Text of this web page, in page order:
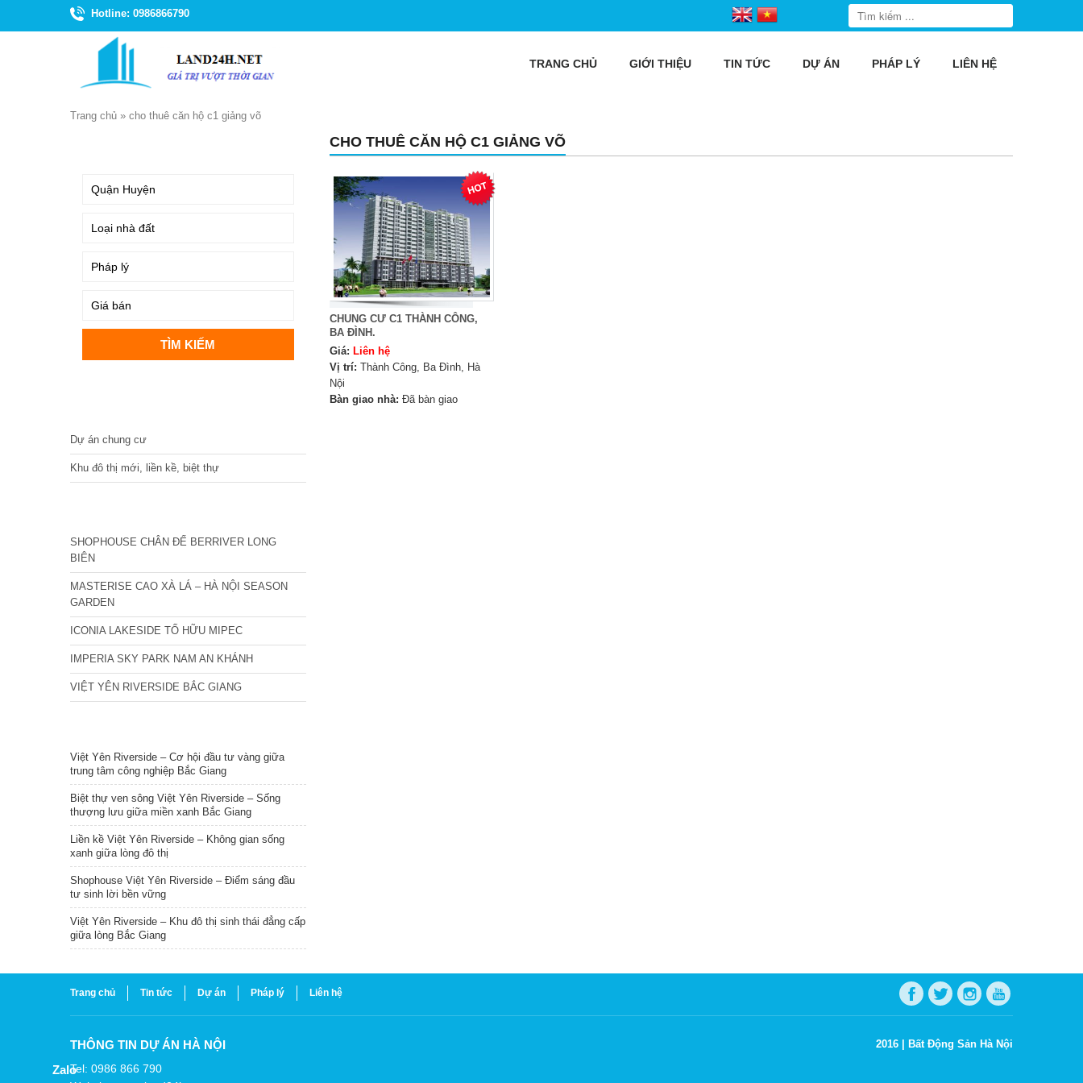
Hotline: 0986866790
TRANG CHỦ GIỚI THIỆU TIN TỨC DỰ ÁN PHÁP LÝ LIÊN HỆ
Trang chủ » cho thuê căn hộ c1 giảng võ
CHO THUÊ CĂN HỘ C1 GIẢNG VÕ
CHUNG CƯ C1 THÀNH CÔNG,
BA ĐÌNH.
Giá: Liên hệ
Vị trí: Thành Công, Ba Đình, Hà
Nội
Bàn giao nhà: Đã bàn giao
Dự án chung cư
Khu đô thị mới, liền kề, biệt thự
SHOPHOUSE CHÂN ĐẾ BERRIVER LONG
BIÊN
MASTERISE CAO XÀ LÁ – HÀ NỘI SEASON
GARDEN
ICONIA LAKESIDE TỐ HỮU MIPEC
IMPERIA SKY PARK NAM AN KHÁNH
VIỆT YÊN RIVERSIDE BẮC GIANG
Việt Yên Riverside – Cơ hội đầu tư vàng giữa
trung tâm công nghiệp Bắc Giang
Biệt thự ven sông Việt Yên Riverside – Sống
thượng lưu giữa miền xanh Bắc Giang
Liền kề Việt Yên Riverside – Không gian sống
xanh giữa lòng đô thị
Shophouse Việt Yên Riverside – Điểm sáng đầu
tư sinh lời bền vững
Việt Yên Riverside – Khu đô thị sinh thái đẳng cấp
giữa lòng Bắc Giang
Trang chủ Tin tức Dự án Pháp lý Liên hệ
THÔNG TIN DỰ ÁN HÀ NỘI
Tel: 0986 866 790
2016 | Bất Động Sản Hà Nội
Zalo